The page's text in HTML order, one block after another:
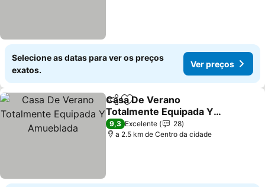
Selecione as datas para ver os preços
exatos.
Ver preços
PartilharAdicionar aos favoritos
Casa De Verano
Totalmente Equipada Y
Amueblada
Ver preços
9,3 Excelente
28
a 2.5 km de Centro da cidade